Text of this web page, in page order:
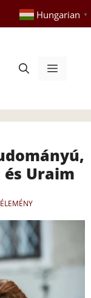
Hungarian ▼
Menü
és Uraim